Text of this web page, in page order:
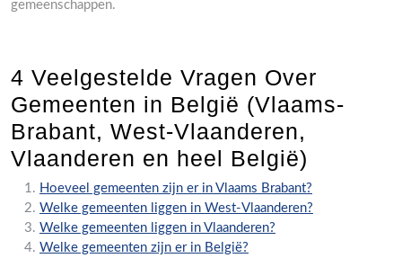
gemeenschappen.
4 Veelgestelde Vragen Over
Gemeenten in België (Vlaams-
Brabant, West-Vlaanderen,
Vlaanderen en heel België)
Hoeveel gemeenten zijn er in Vlaams Brabant?
Welke gemeenten liggen in West-Vlaanderen?
Welke gemeenten liggen in Vlaanderen?
Welke gemeenten zijn er in België?